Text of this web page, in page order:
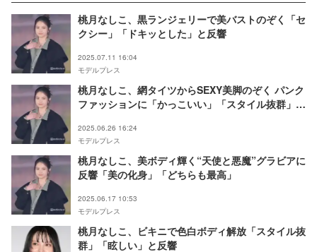
桃月なしこ、黒ランジェリーで美バストのぞく「セ
クシー」「ドキッとした」と反響
2025.07.11 16:04
モデルプレス
桃月なしこ、網タイツからSEXY美脚のぞく パンク
ファッションに「かっこいい」「スタイル抜群」と
2025.06.26 16:24
モデルプレス
桃月なしこ、美ボディ輝く“天使と悪魔”グラビアに
反響「美の化身」「どちらも最高」
2025.06.17 10:53
モデルプレス
桃月なしこ、ビキニで色白ボディ解放「スタイル抜
群」「眩しい」と反響